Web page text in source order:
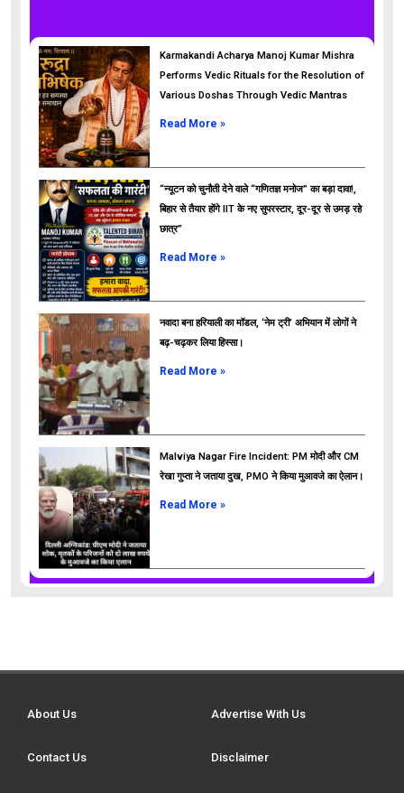
ads
Karmakandi Acharya Manoj Kumar Mishra
Performs Vedic Rituals for the Resolution of
Various Doshas Through Vedic Mantras
Read More »
“न्यूटन को चुनौती देने वाले “गणितज्ञ मनोज” का बड़ा दावा!,
बिहार से तैयार होंगे IIT के नए सुपरस्टार, दूर-दूर से उमड़ रहे
छात्र”
Read More »
नवादा बना हरियाली का मॉडल, ‘नेम ट्री’ अभियान में लोगों ने
बढ़-चढ़कर लिया हिस्सा।
Read More »
Malviya Nagar Fire Incident: PM मोदी और CM
रेखा गुप्ता ने जताया दुख, PMO ने किया मुआवजे का ऐलान।
Read More »
About Us Advertise With Us
Contact Us Disclaimer